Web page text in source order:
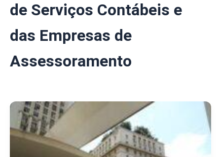
de Serviços Contábeis e
das Empresas de
Assessoramento